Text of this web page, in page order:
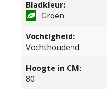
Bladkleur:
Groen
Vochtigheid:
Vochthoudend
Hoogte in CM:
80